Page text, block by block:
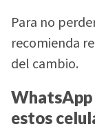
Para no
recomienda
del cambio.
WhatsApp
estos